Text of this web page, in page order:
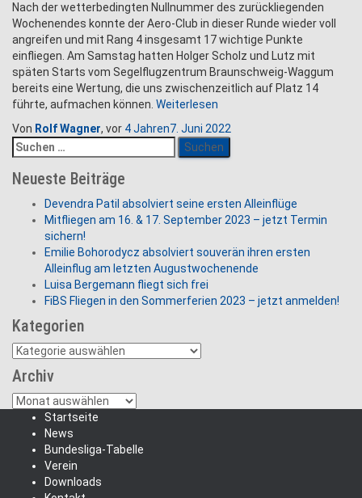
Nach der wetterbedingten Nullnummer des zurückliegenden
Wochenendes konnte der Aero-Club in dieser Runde wieder voll
angreifen und mit Rang 4 insgesamt 17 wichtige Punkte
einfliegen. Am Samstag hatten Holger Scholz und Lutz mit
späten Starts vom Segelflugzentrum Braunschweig-Waggum
bereits eine Wertung, die uns zwischenzeitlich auf Platz 14
führte, aufmachen können. Weiterlesen
Von Rolf Wagner, vor 4 Jahren7. Juni 2022
Suchen
nach:
Neueste Beiträge
Devendra Patil absolviert seine ersten Alleinflüge
Mitfliegen am 16. & 17. September 2023 – jetzt Termin
sichern!
Emilie Bohorodycz absolviert souverän ihren ersten
Alleinflug am letzten Augustwochenende
Luisa Bergemann fliegt sich frei
FiBS Fliegen in den Sommerferien 2023 – jetzt anmelden!
Kategorien
Kategorien
Archiv
Archiv
Startseite
News
Bundesliga-Tabelle
Verein
Downloads